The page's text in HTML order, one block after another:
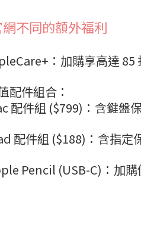
不同的額外福利
：加購享高達 85
配件組合：
配件組 ($799)：含鍵盤
配件組 ($188)：含指定
Pencil (USB-C)：加購